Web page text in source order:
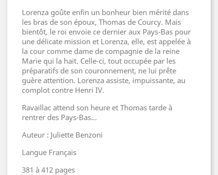
Lorenza goûte enfin un bonheur bien mérité dans
les bras de son époux, Thomas de Courcy. Mais
bientôt, le roi envoie ce dernier aux Pays-Bas pour
une délicate mission et Lorenza, elle, est appelée à
la cour comme dame de compagnie de la reine
Marie qui la hait. Celle-ci, tout occupée par les
préparatifs de son couronnement, ne lui prête
guère attention. Lorenza assiste, impuissante, au
complot contre Henri IV.
Ravaillac attend son heure et Thomas tarde à
rentrer des Pays-Bas...
Auteur : Juliette Benzoni
Langue Français
381 à 412 pages